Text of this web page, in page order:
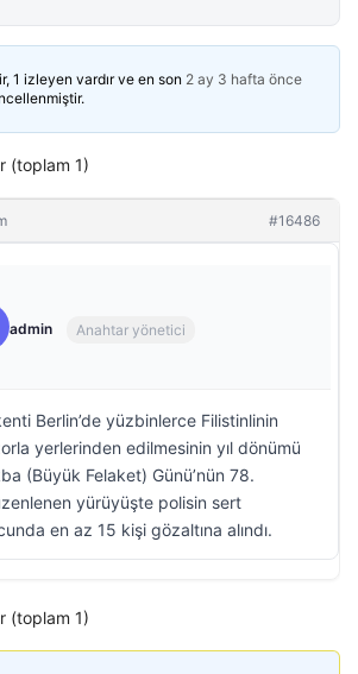
1 izleyen vardır ve en son 2 ay 3 hafta önce
(toplam 1)
#16486
admin Anahtar yönetici
Berlin’de yüzbinlerce Filistinlinin
yerlerinden edilmesinin yıl dönümü
(Büyük Felaket) Günü’nün 78.
yürüyüşte polisin sert
en az 15 kişi gözaltına alındı.
(toplam 1)